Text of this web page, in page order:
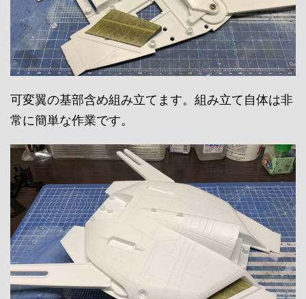
可変翼の基部含め組み立てます。組み立て自体は非
常に簡単な作業です。